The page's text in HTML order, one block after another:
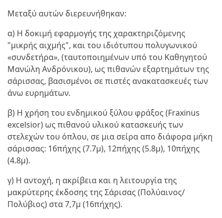
Μεταξύ αυτών διερευνήθηκαν:
α) Η δοκιμή εφαρμογής της χαρακτηριζόμενης
"μικρής αιχμής", και του ιδιότυπου πολυγωνικού
«συνδετήρα», (ταυτοποιημένων υπό του Καθηγητού
Μανώλη Ανδρόνικου), ως πιθανών εξαρτημάτων της
σάρισσας, βασισμένοι σε πιστές ανακατασκευές των
άνω ευρημάτων.
β) Η χρήση του ενδημικού ξύλου φράξος (Fraxinus
excelsior) ως πιθανού υλικού κατασκευής των
στελεχών του όπλου, σε μια σείρα απο διάφορα μήκη
σάρισσας: 16πήχης (7.7μ), 12πήχης (5.8μ), 10πήχης
(4.8μ).
γ) Η αντοχή, η ακρίβεια και η λειτουργία της
μακρύτερης έκδοσης της Σάρισας (Πολύαινος/
Πολύβιος) στα 7,7μ (16πήχης).